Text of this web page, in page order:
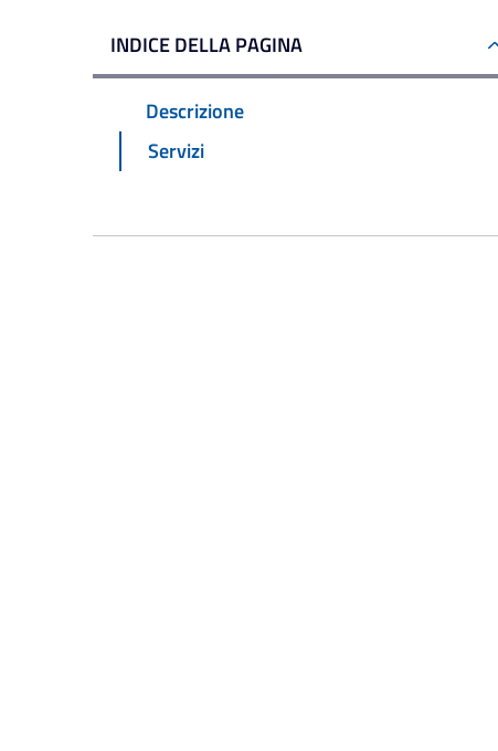
INDICE DELLA PAGINA
Descrizione
Servizi